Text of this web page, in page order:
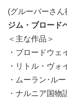
(グルーバーさん
ジム・ブロード
＜主な作品＞
・ブロードウェ
・リトル・ヴォ
・ムーラン･ルー
・ナルニア国物